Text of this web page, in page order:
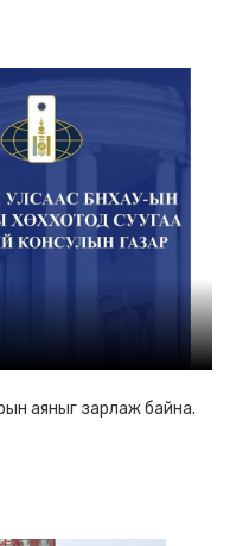
аяныг зарлаж байна.